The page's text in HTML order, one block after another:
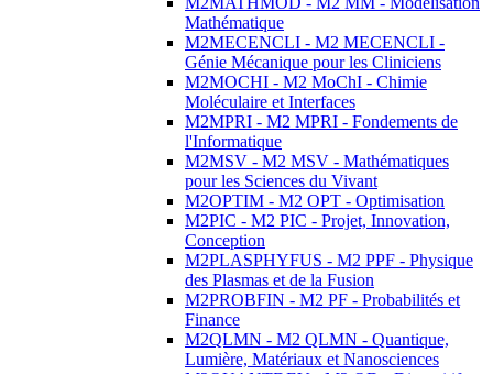
Mathématique
M2MECENCLI - M2 MECENCLI -
Génie Mécanique pour les Cliniciens
M2MOCHI - M2 MoChI - Chimie
Moléculaire et Interfaces
M2MPRI - M2 MPRI - Fondements de
l'Informatique
M2MSV - M2 MSV - Mathématiques
pour les Sciences du Vivant
M2OPTIM - M2 OPT - Optimisation
M2PIC - M2 PIC - Projet, Innovation,
Conception
M2PLASPHYFUS - M2 PPF - Physique
des Plasmas et de la Fusion
M2PROBFIN - M2 PF - Probabilités et
Finance
M2QLMN - M2 QLMN - Quantique,
Lumière, Matériaux et Nanosciences